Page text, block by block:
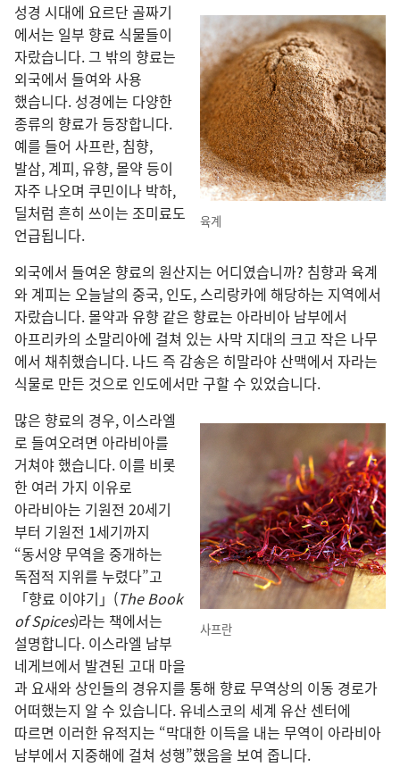
육계
성경 시대에 요르단 골짜기
에서는 일부 향료 식물들이
자랐습니다. 그 밖의 향료는
외국에서 들여와 사용
했습니다. 성경에는 다양한
종류의 향료가 등장합니다.
예를 들어 사프란, 침향,
발삼, 계피, 유향, 몰약 등이
자주 나오며 쿠민이나 박하,
딜처럼 흔히 쓰이는 조미료도
언급됩니다.
외국에서 들여온 향료의 원산지는 어디였습니까? 침향과 육계
와 계피는 오늘날의 중국, 인도, 스리랑카에 해당하는 지역에서
자랐습니다. 몰약과 유향 같은 향료는 아라비아 남부에서
아프리카의 소말리아에 걸쳐 있는 사막 지대의 크고 작은 나무
에서 채취했습니다. 나드 즉 감송은 히말라야 산맥에서 자라는
식물로 만든 것으로 인도에서만 구할 수 있었습니다.
사프란
많은 향료의 경우, 이스라엘
로 들여오려면 아라비아를
거쳐야 했습니다. 이를 비롯
한 여러 가지 이유로
아라비아는 기원전 20세기
부터 기원전 1세기까지
“동서양 무역을 중개하는
독점적 지위를 누렸다”고
「향료 이야기」(The Book
of Spices)라는 책에서는
설명합니다. 이스라엘 남부
네게브에서 발견된 고대 마을
과 요새와 상인들의 경유지를 통해 향료 무역상의 이동 경로가
어떠했는지 알 수 있습니다. 유네스코의 세계 유산 센터에
따르면 이러한 유적지는 “막대한 이득을 내는 무역이 아라비아
남부에서 지중해에 걸쳐 성행”했음을 보여 줍니다.